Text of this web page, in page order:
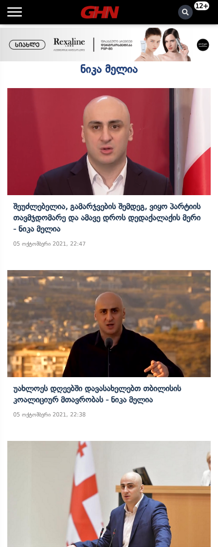
12+
ნიკა მელია
Შეუძლებელია, Გამარჯვების Შემდეგ, Ვიყო Პარტიის
Თავმჯდომარე Და Ამავე Დროს Დედაქალაქის Მერი
- Ნიკა Მელია
05 ოქტომბერი 2021, 22:47
Უახლოეს Დღეებში Დავასახელებთ Თბილისის
Კოალიციურ Მთავრობას - Ნიკა Მელია
05 ოქტომბერი 2021, 22:38